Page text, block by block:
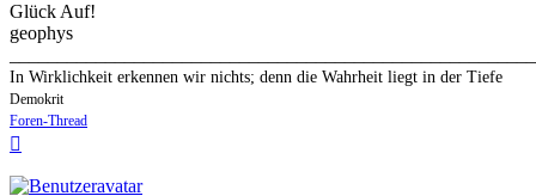
Glück Auf!
geophys
In Wirklichkeit erkennen wir nichts; denn die Wahrheit liegt in der Tiefe
Demokrit
Foren-Thread